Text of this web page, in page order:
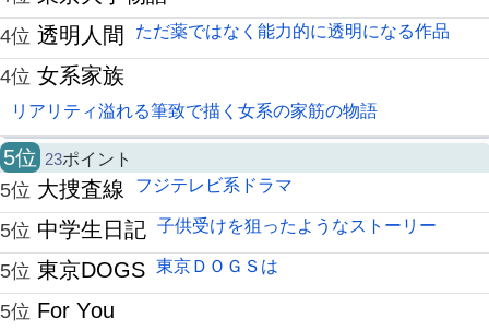
4位 透明人間 ただ薬ではなく能力的に透明になる作品
4位 女系家族
リアリティ溢れる筆致で描く女系の家筋の物語
5位 23ポイント
5位 大捜査線 フジテレビ系ドラマ
5位 中学生日記 子供受けを狙ったようなストーリー
5位 東京DOGS 東京ＤＯＧＳは
5位 For You